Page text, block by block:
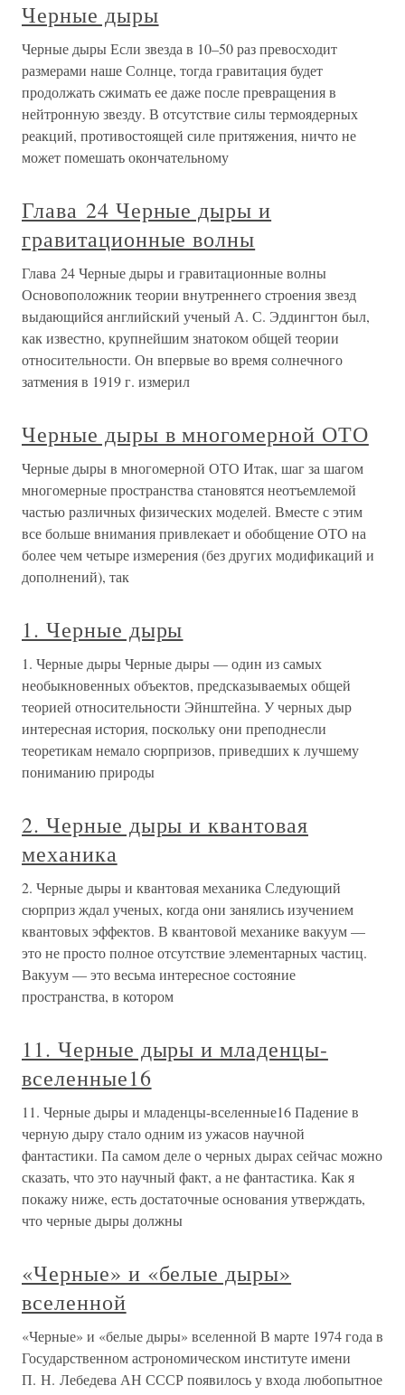
Черные дыры
Черные дыры Если звезда в 10–50 раз превосходит
размерами наше Солнце, тогда гравитация будет
продолжать сжимать ее даже после превращения в
нейтронную звезду. В отсутствие силы термоядерных
реакций, противостоящей силе притяжения, ничто не
может помешать окончательному
Глава 24 Черные дыры и
гравитационные волны
Глава 24 Черные дыры и гравитационные волны
Основоположник теории внутреннего строения звезд
выдающийся английский ученый А. С. Эддингтон был,
как известно, крупнейшим знатоком общей теории
относительности. Он впервые во время солнечного
затмения в 1919 г. измерил
Черные дыры в многомерной ОТО
Черные дыры в многомерной ОТО Итак, шаг за шагом
многомерные пространства становятся неотъемлемой
частью различных физических моделей. Вместе с этим
все больше внимания привлекает и обобщение ОТО на
более чем четыре измерения (без других модификаций и
дополнений), так
1. Черные дыры
1. Черные дыры Черные дыры — один из самых
необыкновенных объектов, предсказываемых общей
теорией относительности Эйнштейна. У черных дыр
интересная история, поскольку они преподнесли
теоретикам немало сюрпризов, приведших к лучшему
пониманию природы
2. Черные дыры и квантовая
механика
2. Черные дыры и квантовая механика Следующий
сюрприз ждал ученых, когда они занялись изучением
квантовых эффектов. В квантовой механике вакуум —
это не просто полное отсутствие элементарных частиц.
Вакуум — это весьма интересное состояние
пространства, в котором
11. Черные дыры и младенцы-
вселенные16
11. Черные дыры и младенцы-вселенные16 Падение в
черную дыру стало одним из ужасов научной
фантастики. Па самом деле о черных дырах сейчас можно
сказать, что это научный факт, а не фантастика. Как я
покажу ниже, есть достаточные основания утверждать,
что черные дыры должны
«Черные» и «белые дыры»
вселенной
«Черные» и «белые дыры» вселенной В марте 1974 года в
Государственном астрономическом институте имени
П. Н. Лебедева АН СССР появилось у входа любопытное